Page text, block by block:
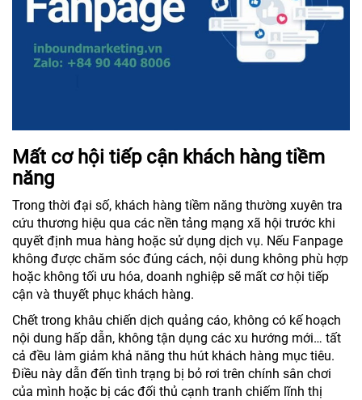
Mất cơ hội tiếp cận khách hàng tiềm
năng
Trong thời đại số, khách hàng tiềm năng thường xuyên tra
cứu thương hiệu qua các nền tảng mạng xã hội trước khi
quyết định mua hàng hoặc sử dụng dịch vụ. Nếu Fanpage
không được chăm sóc đúng cách, nội dung không phù hợp
hoặc không tối ưu hóa, doanh nghiệp sẽ mất cơ hội tiếp
cận và thuyết phục khách hàng.
Chết trong khâu chiến dịch quảng cáo, không có kế hoạch
nội dung hấp dẫn, không tận dụng các xu hướng mới… tất
cả đều làm giảm khả năng thu hút khách hàng mục tiêu.
Điều này dẫn đến tình trạng bị bỏ rơi trên chính sân chơi
của mình hoặc bị các đối thủ cạnh tranh chiếm lĩnh thị